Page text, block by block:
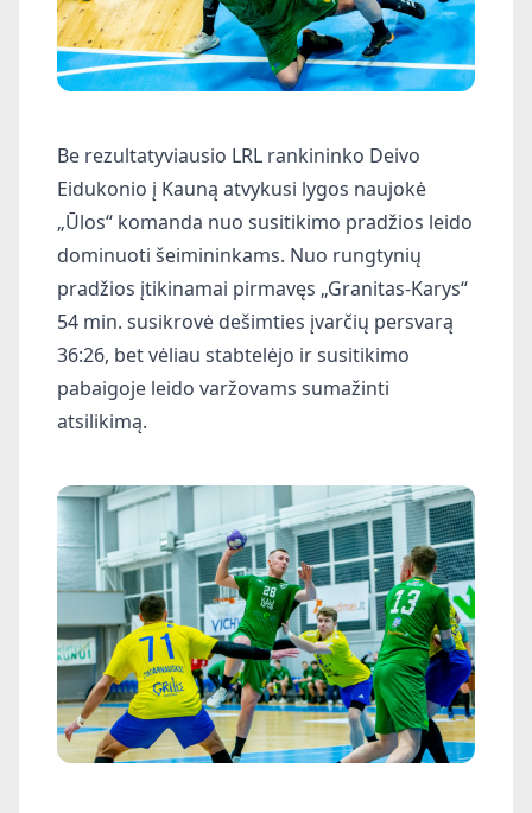
Be rezultatyviausio LRL rankininko Deivo
Eidukonio į Kauną atvykusi lygos naujokė
„Ūlos“ komanda nuo susitikimo pradžios leido
dominuoti šeimininkams. Nuo rungtynių
pradžios įtikinamai pirmavęs „Granitas-Karys“
54 min. susikrovė dešimties įvarčių persvarą
36:26, bet vėliau stabtelėjo ir susitikimo
pabaigoje leido varžovams sumažinti
atsilikimą.